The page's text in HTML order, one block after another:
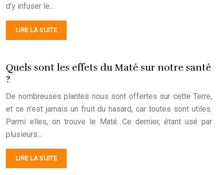
d’y infuser le…
LIRE LA SUITE
Quels sont les effets du Maté sur notre santé
?
De nombreuses plantes nous sont offertes sur cette Terre,
et ce n’est jamais un fruit du hasard, car toutes sont utiles.
Parmi elles, on trouve le Maté. Ce dernier, étant usé par
plusieurs…
LIRE LA SUITE